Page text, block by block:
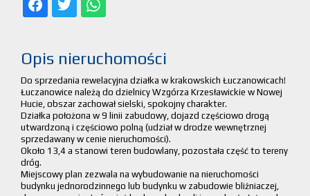
Opis nieruchomości
Do sprzedania rewelacyjna działka w krakowskich Łuczanowicach!
Łuczanowice należą do dzielnicy Wzgórza Krzesławickie w Nowej
Hucie, obszar zachował sielski, spokojny charakter.
Działka położona w 9 linii zabudowy, dojazd częściowo drogą
utwardzoną i częściowo polną (udział w drodze wewnętrznej
sprzedawany w cenie nieruchomości).
Około 13,4 a stanowi teren budowlany, pozostała część to tereny
dróg.
Miejscowy plan zezwala na wybudowanie na nieruchomości
budynku jednorodzinnego lub budynku w zabudowie bliźniaczej,